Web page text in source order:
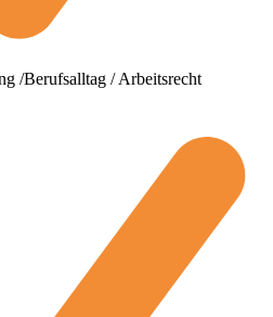
/Berufsalltag / Arbeitsrecht